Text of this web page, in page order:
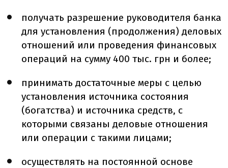
получать разрешение руководителя банка
для установления (продолжения) деловых
отношений или проведения финансовых
операций на сумму 400 тыс. грн и более;
принимать достаточные меры с целью
установления источника состояния
(богатства) и источника средств, с
которыми связаны деловые отношения
или операции с такими лицами;
осуществлять на постоянной основе